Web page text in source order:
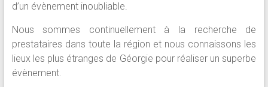
d’un évènement inoubliable.
Nous sommes continuellement à la recherche de
prestataires dans toute la région et nous connaissons les
lieux les plus étranges de Géorgie pour réaliser un superbe
évènement.